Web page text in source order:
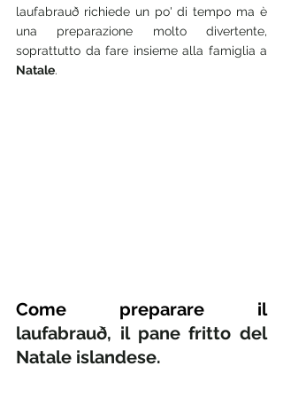
laufabrauð richiede un po' di tempo ma è
una preparazione molto divertente,
Natale.
Come preparare il
laufabrauð, il pane fritto del
Natale islandese.